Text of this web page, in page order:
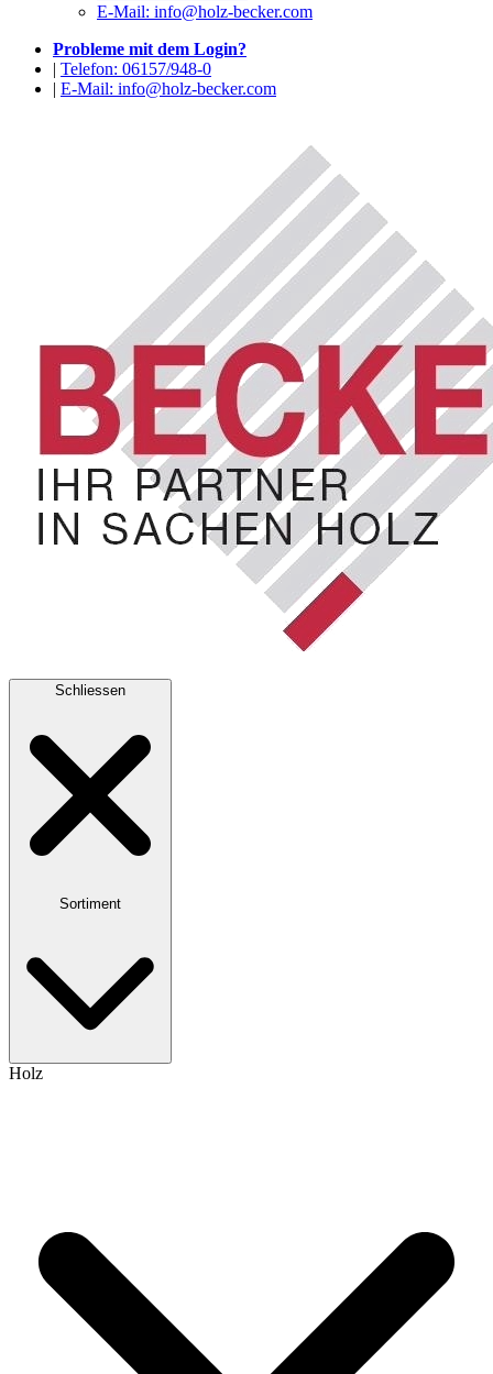
E-Mail: info@holz-becker.com
Probleme mit dem Login?
| Telefon: 06157/948-0
| E-Mail: info@holz-becker.com
Schliessen
Sortiment
Holz